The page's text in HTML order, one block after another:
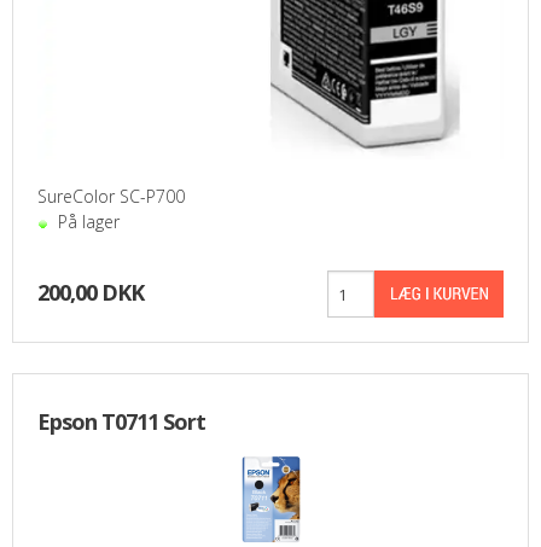
SureColor SC-P700
På lager
200,00 DKK
Epson T0711 Sort